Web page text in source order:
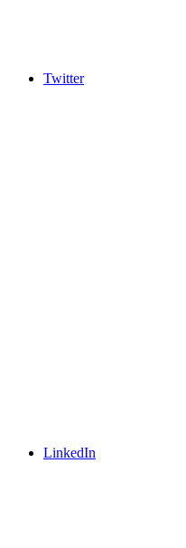
Twitter
LinkedIn